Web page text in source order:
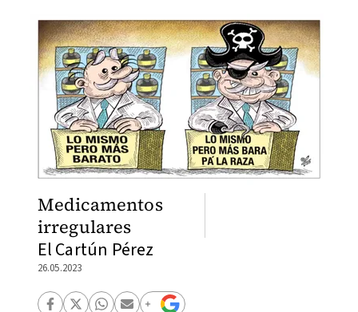
Medicamentos
irregulares
El Cartún Pérez
26.05.2023